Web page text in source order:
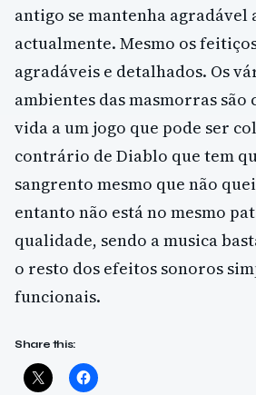
antigo se mantenha agradável
actualmente. Mesmo os
agradáveis e detalhados. Os
ambientes das masmorras são
vida a um jogo que pode ser
contrário de Diablo que tem
sangrento mesmo que não
entanto não está no mesmo
qualidade, sendo a musica
o resto dos efeitos sonoros
funcionais.
Share this: